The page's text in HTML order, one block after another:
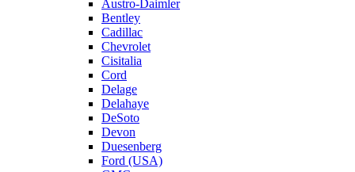
Austro-Daimler
Bentley
Cadillac
Chevrolet
Cisitalia
Cord
Delage
Delahaye
DeSoto
Devon
Duesenberg
Ford (USA)